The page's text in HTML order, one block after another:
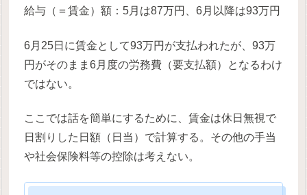
給与（＝賃金）額：5月は87万円、6月以降は93万円
6月25日に賃金として93万円が支払われたが、93万
円がそのまま6月度の労務費（要支払額）となるわけ
ではない。
ここでは話を簡単にするために、賃金は休日無視で
日割りした日額（日当）で計算する。その他の手当
や社会保険料等の控除は考えない。